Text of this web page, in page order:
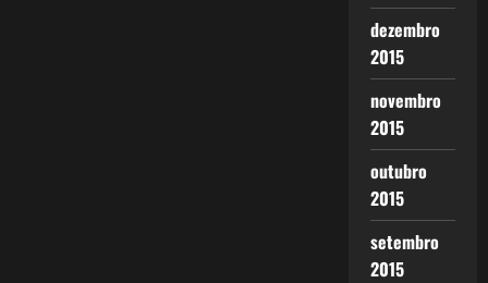
dezembro
2015
novembro
2015
outubro
2015
setembro
2015